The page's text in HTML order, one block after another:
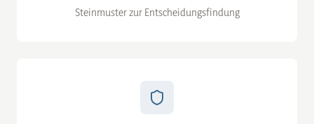
Steinmuster zur Entscheidungsfindung